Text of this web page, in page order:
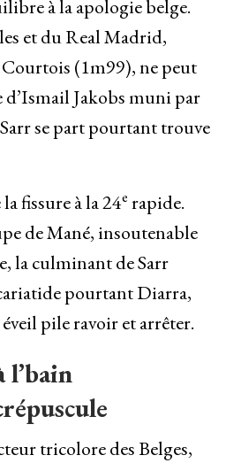
à la apologie belge.
et du Real Madrid,
(1m99), ne peut
Jakobs muni par
se part pourtant trouve
fissure à la 24e rapide.
de Mané, insoutenable
la culminant de Sarr
pourtant Diarra,
pile ravoir et arrêter.
l’bain
tricolore des Belges,